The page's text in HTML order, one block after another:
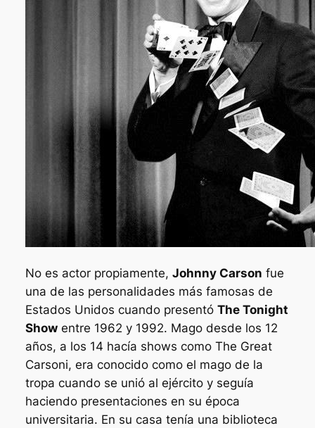
No es actor propiamente, Johnny Carson fue
una de las personalidades más famosas de
Estados Unidos cuando presentó The Tonight
Showentre 1962 y 1992. Mago desde los 12
años, a los 14 hacía shows como The Great
Carsoni, era conocido como el mago de la
tropa cuando se unió al ejército y seguía
haciendo presentaciones en su época
universitaria. En su casa tenía una biblioteca